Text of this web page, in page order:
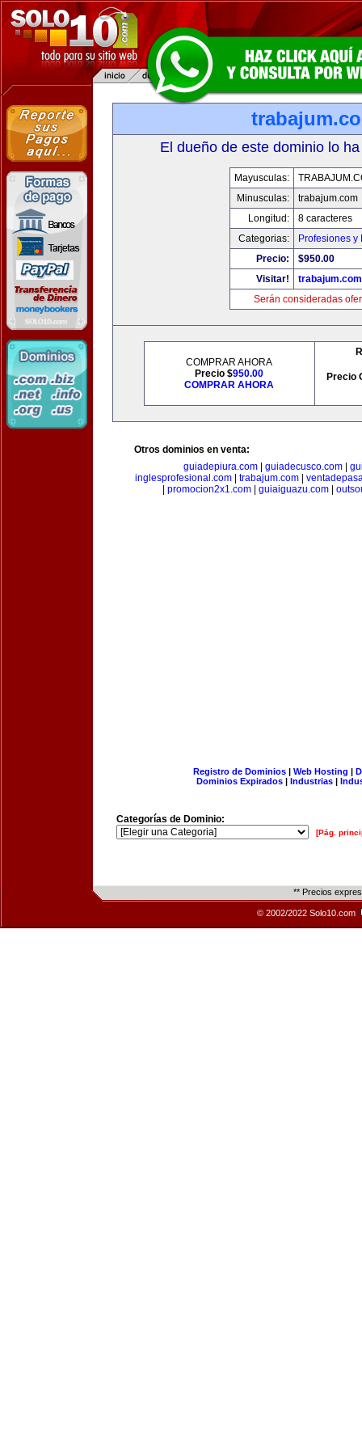
El dueño de este dominio lo
Mayusculas:
Minusculas:
trabajum.com
Longitud:
8 caracteres
Categorias:
Profesiones y
Precio:
$950.00
Visitar!
trabajum.com
Serán consideradas
COMPRAR AHORA
Precio $950.00
COMPRAR AHORA
Precio
Otros dominios en venta:
guiadepiura.com| guiadecusco.com|
inglesprofesional.com| trabajum.com|
promocion2x1.com guiaiguazu.com
Registro de Dominios| Web Hosting |
Dominios Expirados | Industrias |
Categorías de Dominio:
[Pág.
** Precios
© 2002/2022 Solo10.com